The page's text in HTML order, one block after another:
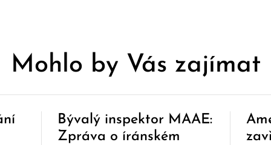
Mohlo by Vás zajímat
Bývalý inspektor MAAE:
Zpráva o íránském